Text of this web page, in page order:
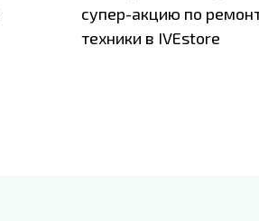
супер-акцию по
техники в IVEstore